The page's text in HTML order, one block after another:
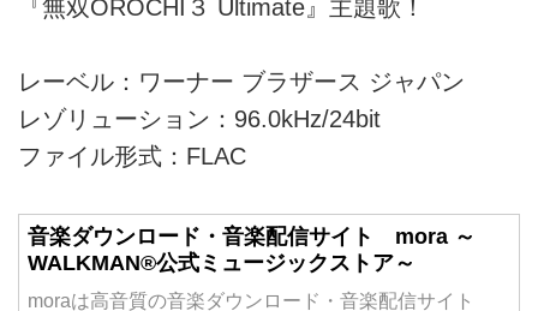
『無双OROCHI３ Ultimate』主題歌！
レーベル：ワーナー ブラザース ジャパン
レゾリューション：96.0kHz/24bit
ファイル形式：FLAC
音楽ダウンロード・音楽配信サイト mora ～
WALKMAN®公式ミュージックストア～
moraは高音質の音楽ダウンロード・音楽配信サイト